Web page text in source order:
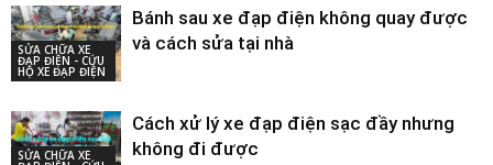
SỬA CHỮA XE
ĐẠP ĐIỆN - CỨU
HỘ XE ĐẠP ĐIỆN
Bánh sau xe đạp điện không quay được
và cách sửa tại nhà
SỬA CHỮA XE
Cách xử lý xe đạp điện sạc đầy nhưng
không đi được